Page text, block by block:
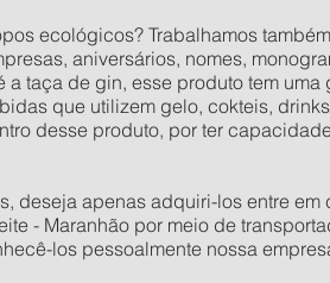
ecológicos? Trabalhamos
aniversários, nomes,
taça de gin, esse produto tem
que utilizem gelo, cokteis,
desse produto, por ter
deseja apenas adquiri-los entre
- Maranhão por meio de
los pessoalmente nossa